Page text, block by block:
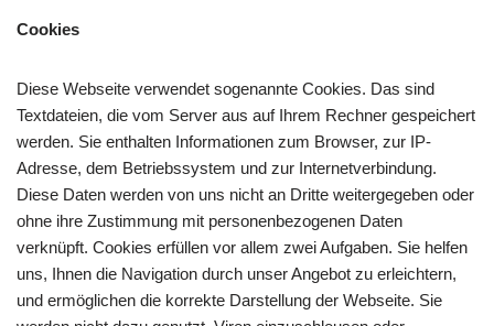
Cookies
Diese Webseite verwendet sogenannte Cookies. Das sind
Textdateien, die vom Server aus auf Ihrem Rechner gespeichert
werden. Sie enthalten Informationen zum Browser, zur IP-
Adresse, dem Betriebssystem und zur Internetverbindung.
Diese Daten werden von uns nicht an Dritte weitergegeben oder
ohne ihre Zustimmung mit personenbezogenen Daten
verknüpft. Cookies erfüllen vor allem zwei Aufgaben. Sie helfen
uns, Ihnen die Navigation durch unser Angebot zu erleichtern,
und ermöglichen die korrekte Darstellung der Webseite. Sie